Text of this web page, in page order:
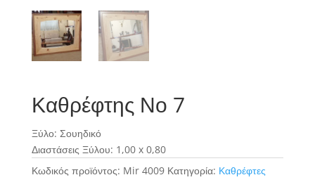
Καθρέφτης Νο 7
Ξύλο: Σουηδικό
Διαστάσεις Ξύλου: 1,00 x 0,80
Κωδικός προϊόντος: Mir 4009 Κατηγορία: Καθρέφτες